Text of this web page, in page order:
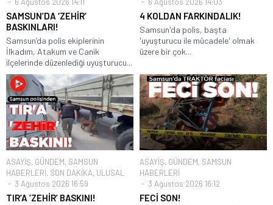
SAMSUN’DA ‘ZEHİR’
BASKINLARI!
Samsun’da polis ekiplerinin
İlkadım, Atakum ve Canik
ilçelerinde düzenlediği uyuşturucu...
4 KOLDAN FARKINDALIK!
Samsun'da polis, başta
'uyuşturucu ile mücadele' olmak
üzere bir çok...
ASAYİŞ, GÜNDEM, SAMSUN
HABERLERİ, SON DAKİKA, ULUSAL
3 Ağustos 2026 16:59
TIR’A ‘ZEHİR’ BASKINI!
ASAYİŞ, GÜNDEM, SAMSUN
HABERLERİ
3 Ağustos 2026 16:12
FECİ SON!